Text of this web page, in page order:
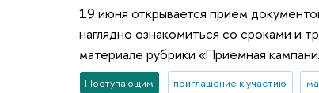
19 июня открывается прием
наглядно ознакомиться со сроками и
материале рубрики «Приемная
Поступающим приглашение к участию